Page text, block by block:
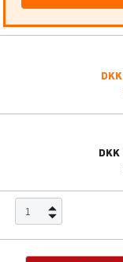
DKK
DKK